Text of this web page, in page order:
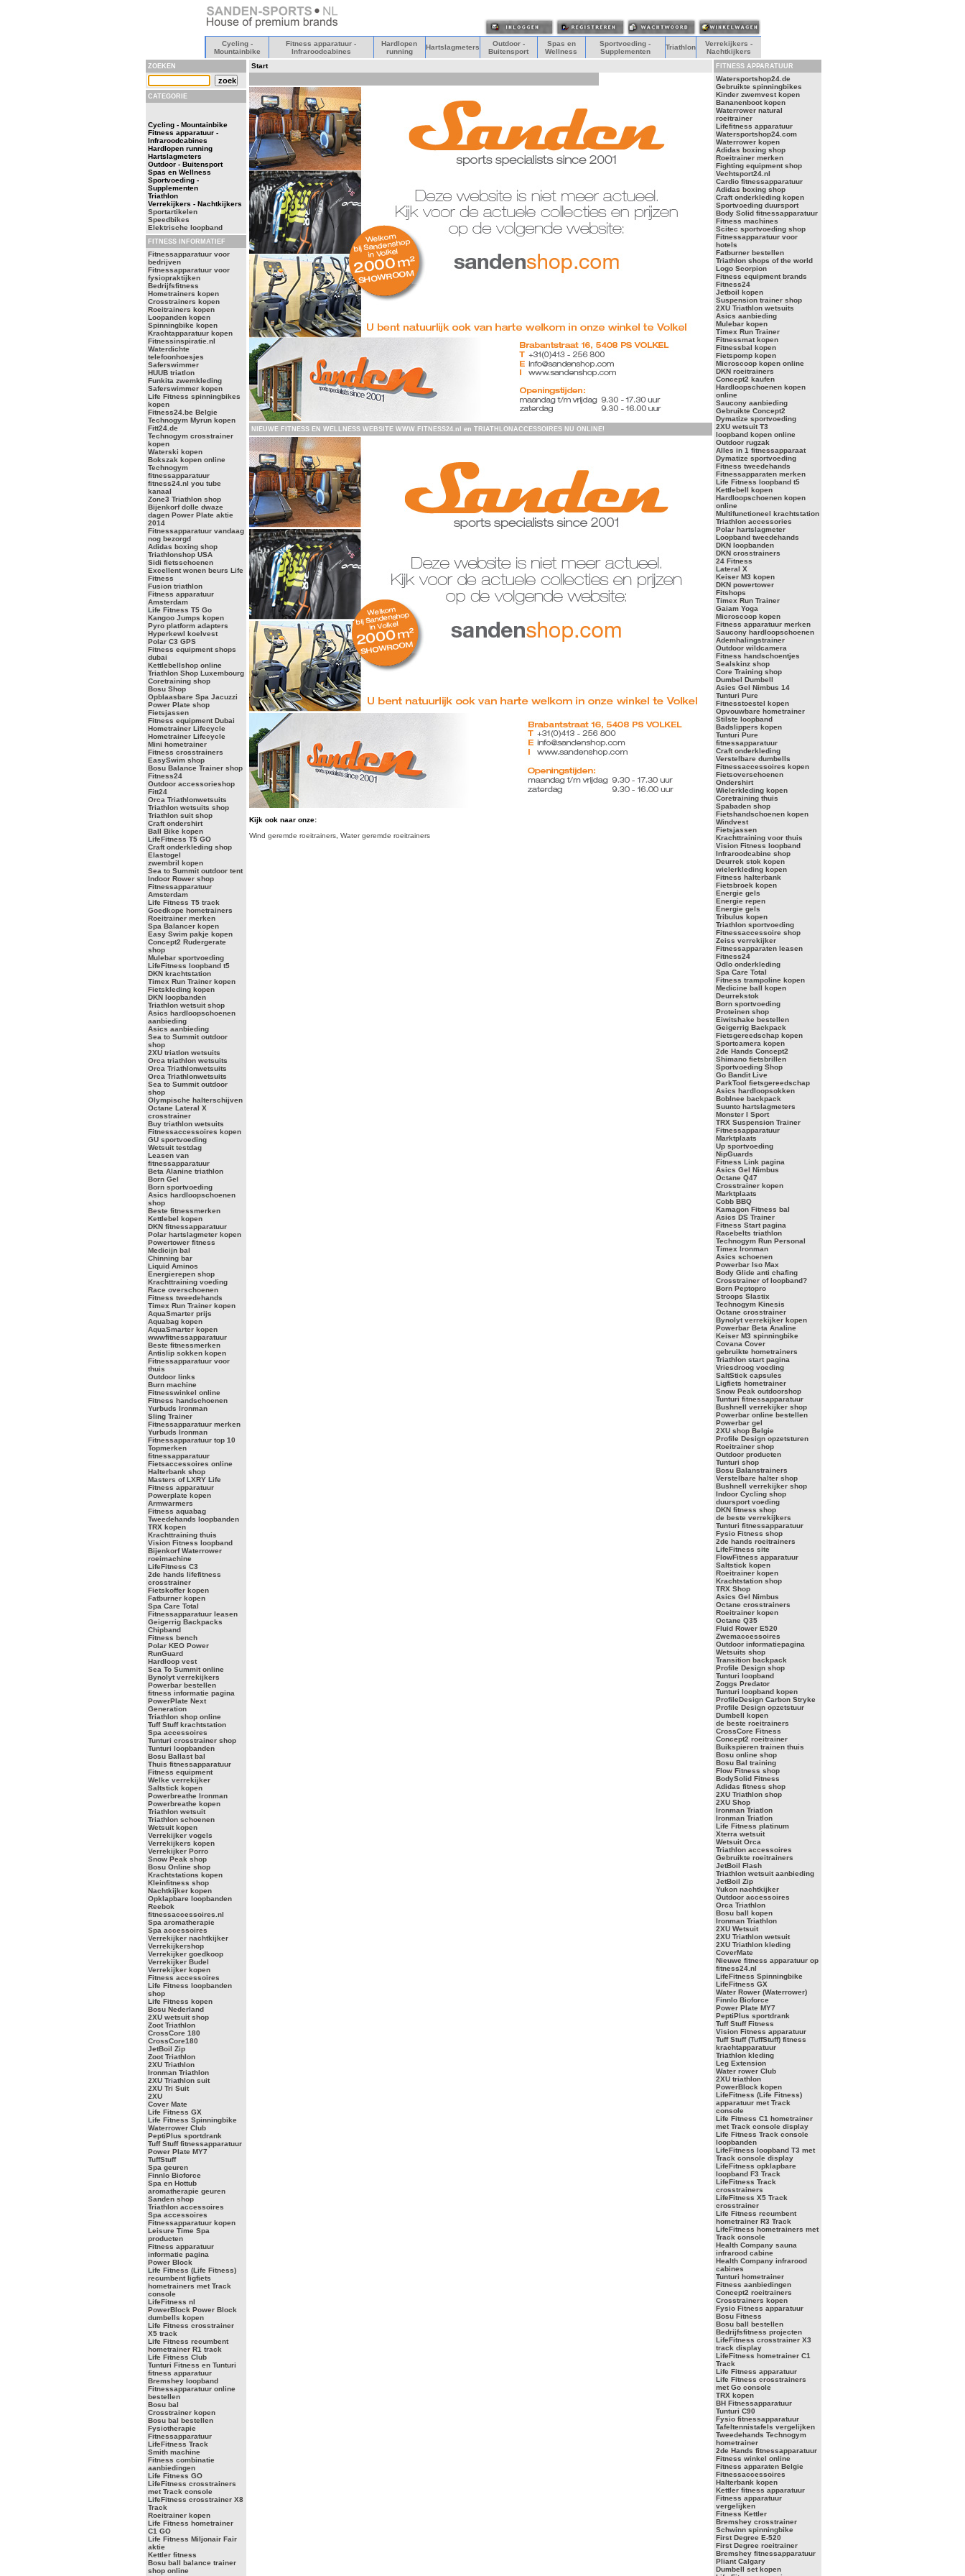
Cycling -
Mountainbike
Fitness apparatuur -
Infraroodcabines
Hardlopen
running
Hartslagmeters
Outdoor -
Buitensport
Spas en
Wellness
Sportvoeding -
Supplementen
Triathlon
Verrekijkers -
Nachtkijkers
ZOEKEN
CATEGORIE
Cycling - Mountainbike
Fitness apparatuur -
Infraroodcabines
Hardlopen running
Hartslagmeters
Outdoor - Buitensport
Spas en Wellness
Sportvoeding -
Supplementen
Triathlon
Verrekijkers - Nachtkijkers
Sportartikelen
Speedbikes
Elektrische loopband
FITNESS INFORMATIEF
Fitnessapparatuur voor
bedrijven
Fitnessapparatuur voor
fysiopraktijken
Bedrijfsfitness
Hometrainers kopen
Crosstrainers kopen
Roeitrainers kopen
Loopanden kopen
Spinningbike kopen
Krachtapparatuur kopen
Fitnessinspiratie.nl
Waterdichte
telefoonhoesjes
Saferswimmer
HUUB triatlon
Funkita zwemkleding
Saferswimmer kopen
Life Fitness spinningbikes
kopen
Fitness24.be Belgie
Technogym Myrun kopen
Fitt24.de
Technogym crosstrainer
kopen
Waterski kopen
Bokszak kopen online
Technogym
fitnessapparatuur
fitness24.nl you tube
kanaal
Zone3 Triathlon shop
Bijenkorf dolle dwaze
dagen Power Plate aktie
2014
Fitnessapparatuur vandaag
nog bezorgd
Adidas boxing shop
Triathlonshop USA
Sidi fietsschoenen
Excellent wonen beurs Life
Fitness
Fusion triathlon
Fitness apparatuur
Amsterdam
Life Fitness T5 Go
Kangoo Jumps kopen
Pyro platform adapters
Hyperkewl koelvest
Polar C3 GPS
Fitness equipment shops
dubai
Kettlebellshop online
Triathlon Shop Luxembourg
Coretraining shop
Bosu Shop
Opblaasbare Spa Jacuzzi
Power Plate shop
Fietsjassen
Fitness equipment Dubai
Hometrainer Lifecycle
Hometrainer Lifecycle
Mini hometrainer
Fitness crosstrainers
EasySwim shop
Bosu Balance Trainer shop
Fitness24
Outdoor accessorieshop
Fitt24
Orca Triathlonwetsuits
Triathlon wetsuits shop
Triathlon suit shop
Craft ondershirt
Ball Bike kopen
LifeFitness T5 GO
Craft onderkleding shop
Elastogel
zwembril kopen
Sea to Summit outdoor tent
Indoor Rower shop
Fitnessapparatuur
Amsterdam
Life Fitness T5 track
Goedkope hometrainers
Roeitrainer merken
Spa Balancer kopen
Easy Swim pakje kopen
Concept2 Rudergerate
shop
Mulebar sportvoeding
LifeFitness loopband t5
DKN krachtstation
Timex Run Trainer kopen
Fietskleding kopen
DKN loopbanden
Triathlon wetsuit shop
Asics hardloopschoenen
aanbieding
Asics aanbieding
Sea to Summit outdoor
shop
2XU triatlon wetsuits
Orca triathlon wetsuits
Orca Triathlonwetsuits
Orca Triathlonwetsuits
Sea to Summit outdoor
shop
Olympische halterschijven
Octane Lateral X
crosstrainer
Buy triathlon wetsuits
Fitnessaccessoires kopen
GU sportvoeding
Wetsuit testdag
Leasen van
fitnessapparatuur
Beta Alanine triathlon
Born Gel
Born sportvoeding
Asics hardloopschoenen
shop
Beste fitnessmerken
Kettlebel kopen
DKN fitnessapparatuur
Polar hartslagmeter kopen
Powertower fitness
Medicijn bal
Chinning bar
Liquid Aminos
Energierepen shop
Krachttraining voeding
Race overschoenen
Fitness tweedehands
Timex Run Trainer kopen
AquaSmarter prijs
Aquabag kopen
AquaSmarter kopen
wwwfitnessapparatuur
Beste fitnessmerken
Antislip sokken kopen
Fitnessapparatuur voor
thuis
Outdoor links
Burn machine
Fitnesswinkel online
Fitness handschoenen
Yurbuds Ironman
Sling Trainer
Fitnessapparatuur merken
Yurbuds Ironman
Fitnessapparatuur top 10
Topmerken
fitnessapparatuur
Fietsaccessoires online
Halterbank shop
Masters of LXRY Life
Fitness apparatuur
Powerplate kopen
Armwarmers
Fitness aquabag
Tweedehands loopbanden
TRX kopen
Krachttraining thuis
Vision Fitness loopband
Bijenkorf Waterrower
roeimachine
LifeFitness C3
2de hands lifefitness
crosstrainer
Fietskoffer kopen
Fatburner kopen
Spa Care Total
Fitnessapparatuur leasen
Geigerrig Backpacks
Chipband
Fitness bench
Polar KEO Power
RunGuard
Hardloop vest
Sea To Summit online
Bynolyt verrekijkers
Powerbar bestellen
fitness informatie pagina
PowerPlate Next
Generation
Triathlon shop online
Tuff Stuff krachtstation
Spa accessoires
Tunturi crosstrainer shop
Tunturi loopbanden
Bosu Ballast bal
Thuis fitnessapparatuur
Fitness equipment
Welke verrekijker
Saltstick kopen
Powerbreathe Ironman
Powerbreathe kopen
Triathlon wetsuit
Triathlon schoenen
Wetsuit kopen
Verrekijker vogels
Verrekijkers kopen
Verrekijker Porro
Snow Peak shop
Bosu Online shop
Krachtstations kopen
Kleinfitness shop
Nachtkijker kopen
Opklapbare loopbanden
Reebok
fitnessaccessoires.nl
Spa aromatherapie
Spa accessoires
Verrekijker nachtkijker
Verrekijkershop
Verrekijker goedkoop
Verrekijker Budel
Verrekijker kopen
Fitness accessoires
Life Fitness loopbanden
shop
Life Fitness kopen
Bosu Nederland
2XU wetsuit shop
Zoot Triathlon
CrossCore 180
CrossCore180
JetBoil Zip
Zoot Triathlon
2XU Triathlon
Ironman Triathlon
2XU Triathlon suit
2XU Tri Suit
2XU
Cover Mate
Life Fitness GX
Life Fitness Spinningbike
Waterrower Club
PeptiPlus sportdrank
Tuff Stuff fitnessapparatuur
Power Plate MY7
TuffStuff
Spa geuren
Finnlo Bioforce
Spa en Hottub
aromatherapie geuren
Sanden shop
Triathlon accessoires
Spa accessoires
Fitnessapparatuur kopen
Leisure Time Spa
producten
Fitness apparatuur
informatie pagina
Power Block
Life Fitness (Life Fitness)
recumbent ligfiets
hometrainers met Track
console
LifeFitness nl
PowerBlock Power Block
dumbells kopen
Life Fitness crosstrainer
X5 track
Life Fitness recumbent
hometrainer R1 track
Life Fitness Club
Tunturi Fitness en Tunturi
fitness apparatuur
Bremshey loopband
Fitnessapparatuur online
bestellen
Bosu bal
Crosstrainer kopen
Bosu bal bestellen
Fysiotherapie
Fitnessapparatuur
LifeFitness Track
Smith machine
Fitness combinatie
aanbiedingen
Life Fitness GO
LifeFitness crosstrainers
met Track console
LifeFitness crosstrainer X8
Track
Roeitrainer kopen
Life Fitness hometrainer
C1 GO
Life Fitness Miljonair Fair
aktie
Kettler fitness
Bosu ball balance trainer
shop online
Start
NIEUWE FITNESS EN WELLNESS WEBSITE WWW.FITNESS24.nl en TRIATHLONACCESSOIRES NU ONLINE!
Kijk ook naar onze:
Wind geremde roeitrainers, Water geremde roeitrainers
FITNESS APPARATUUR
Watersportshop24.de
Gebruikte spinningbikes
Kinder zwemvest kopen
Bananenboot kopen
Waterrower natural
roeitrainer
Lifefitness apparatuur
Watersportshop24.com
Waterrower kopen
Adidas boxing shop
Roeitrainer merken
Fighting equipment shop
Vechtsport24.nl
Cardio fitnessapparatuur
Adidas boxing shop
Craft onderkleding kopen
Sportvoeding duursport
Body Solid fitnessapparatuur
Fitness machines
Scitec sportvoeding shop
Fitnessapparatuur voor
hotels
Fatburner bestellen
Triathlon shops of the world
Logo Scorpion
Fitness equipment brands
Fitness24
Jetboil kopen
Suspension trainer shop
2XU Triathlon wetsuits
Asics aanbieding
Mulebar kopen
Timex Run Trainer
Fitnessmat kopen
Fitnessbal kopen
Fietspomp kopen
Microscoop kopen online
DKN roeitrainers
Concept2 kaufen
Hardloopschoenen kopen
online
Saucony aanbieding
Gebruikte Concept2
Dymatize sportvoeding
2XU wetsuit T3
loopband kopen online
Outdoor rugzak
Alles in 1 fitnessapparaat
Dymatize sportvoeding
Fitness tweedehands
Fitnessapparaten merken
Life Fitness loopband t5
Kettlebell kopen
Hardloopschoenen kopen
online
Multifunctioneel krachtstation
Triathlon accessories
Polar hartslagmeter
Loopband tweedehands
DKN loopbanden
DKN crosstrainers
24 Fitness
Lateral X
Keiser M3 kopen
DKN powertower
Fitshops
Timex Run Trainer
Gaiam Yoga
Microscoop kopen
Fitness apparatuur merken
Saucony hardloopschoenen
Ademhalingstrainer
Outdoor wildcamera
Fitness handschoentjes
Sealskinz shop
Core Training shop
Dumbel Dumbell
Asics Gel Nimbus 14
Tunturi Pure
Fitnesstoestel kopen
Opvouwbare hometrainer
Stilste loopband
Badslippers kopen
Tunturi Pure
fitnessapparatuur
Craft onderkleding
Verstelbare dumbells
Fitnessaccessoires kopen
Fietsoverschoenen
Ondershirt
Wielerkleding kopen
Coretraining thuis
Spabaden shop
Fietshandschoenen kopen
Windvest
Fietsjassen
Krachttraining voor thuis
Vision Fitness loopband
Infraroodcabine shop
Deurrek stok kopen
wielerkleding kopen
Fitness halterbank
Fietsbroek kopen
Energie gels
Energie repen
Energie gels
Tribulus kopen
Triathlon sportvoeding
Fitnessaccessoire shop
Zeiss verrekijker
Fitnessapparaten leasen
Fitness24
Odlo onderkleding
Spa Care Total
Fitness trampoline kopen
Medicine ball kopen
Deurrekstok
Born sportvoeding
Proteinen shop
Eiwitshake bestellen
Geigerrig Backpack
Fietsgereedschap kopen
Sportcamera kopen
2de Hands Concept2
Shimano fietsbrillen
Sportvoeding Shop
Go Bandit Live
ParkTool fietsgereedschap
Asics hardloopsokken
Boblnee backpack
Suunto hartslagmeters
Monster I Sport
TRX Suspension Trainer
Fitnessapparatuur
Marktplaats
Up sportvoeding
NipGuards
Fitness Link pagina
Asics Gel Nimbus
Octane Q47
Crosstrainer kopen
Marktplaats
Cobb BBQ
Kamagon Fitness bal
Asics DS Trainer
Fitness Start pagina
Racebelts triathlon
Technogym Run Personal
Timex Ironman
Asics schoenen
Powerbar Iso Max
Body Glide anti chafing
Crosstrainer of loopband?
Born Peptopro
Stroops Slastix
Technogym Kinesis
Octane crosstrainer
Bynolyt verrekijker kopen
Powerbar Beta Analine
Keiser M3 spinningbike
Covana Cover
gebruikte hometrainers
Triathlon start pagina
Vriesdroog voeding
SaltStick capsules
Ligfiets hometrainer
Snow Peak outdoorshop
Tunturi fitnessapparatuur
Bushnell verrekijker shop
Powerbar online bestellen
Powerbar gel
2XU shop Belgie
Profile Design opzetsturen
Roeitrainer shop
Outdoor producten
Tunturi shop
Bosu Balanstrainers
Verstelbare halter shop
Bushnell verrekijker shop
Indoor Cycling shop
duursport voeding
DKN fitness shop
de beste verrekijkers
Tunturi fitnessapparatuur
Fysio Fitness shop
2de hands roeitrainers
LifeFitness site
FlowFitness apparatuur
Saltstick kopen
Roeitrainer kopen
Krachtstation shop
TRX Shop
Asics Gel Nimbus
Octane crosstrainers
Roeitrainer kopen
Octane Q35
Fluid Rower E520
Zwemaccessoires
Outdoor informatiepagina
Wetsuits shop
Transition backpack
Profile Design shop
Tunturi loopband
Zoggs Predator
Tunturi loopband kopen
ProfileDesign Carbon Stryke
Profile Design opzetstuur
Dumbell kopen
de beste roeitrainers
CrossCore Fitness
Concept2 roeitrainer
Buikspieren trainen thuis
Bosu online shop
Bosu Bal training
Flow Fitness shop
BodySolid Fitness
Adidas fitness shop
2XU Triathlon shop
2XU Shop
Ironman Triatlon
Ironman Triatlon
Life Fitness platinum
Xterra wetsuit
Wetsuit Orca
Triathlon accessoires
Gebruikte roeitrainers
JetBoil Flash
Triathlon wetsuit aanbieding
JetBoil Zip
Yukon nachtkijker
Outdoor accessoires
Orca Triathlon
Bosu ball kopen
Ironman Triathlon
2XU Wetsuit
2XU Triathlon wetsuit
2XU Triathlon kleding
CoverMate
Nieuwe fitness apparatuur op
fitness24.nl
LifeFitness Spinningbike
LifeFitness GX
Water Rower (Waterrower)
Finnlo Bioforce
Power Plate MY7
PeptiPlus sportdrank
Tuff Stuff Fitness
Vision Fitness apparatuur
Tuff Stuff (TuffStuff) fitness
krachtapparatuur
Triathlon kleding
Leg Extension
Water rower Club
2XU triathlon
PowerBlock kopen
LifeFitness (Life Fitness)
apparatuur met Track
console
Life Fitness C1 hometrainer
met Track console display
Life Fitness Track console
loopbanden
LifeFitness loopband T3 met
Track console display
LifeFitness opklapbare
loopband F3 Track
LifeFitness Track
crosstrainers
LifeFitness X5 Track
crosstrainer
Life Fitness recumbent
hometrainer R3 Track
LifeFitness hometrainers met
Track console
Health Company sauna
infrarood cabine
Health Company infrarood
cabines
Tunturi hometrainer
Fitness aanbiedingen
Concept2 roeitrainers
Crosstrainers kopen
Fysio Fitness apparatuur
Bosu Fitness
Bosu ball bestellen
Bedrijfsfitness projecten
LifeFitness crosstrainer X3
track display
LifeFitness hometrainer C1
Track
Life Fitness apparatuur
Life Fitness crosstrainers
met Go console
TRX kopen
BH Fitnessapparatuur
Tunturi C90
Fysio fitnessapparatuur
Tafeltennistafels vergelijken
Tweedehands Technogym
hometrainer
2de Hands fitnessapparatuur
Fitness winkel online
Fitness apparaten Belgie
Fitnessaccessoires
Halterbank kopen
Kettler fitness apparatuur
Fitness apparatuur
vergelijken
Fitness Kettler
Bremshey crosstrainer
Schwinn spinningbike
First Degree E-520
First Degree roeitrainer
Bremshey fitnessapparatuur
Pliant Calgary
Dumbell set kopen